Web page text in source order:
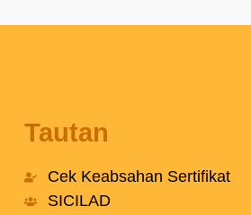
Tautan
Cek Keabsahan Sertifikat
SICILAD